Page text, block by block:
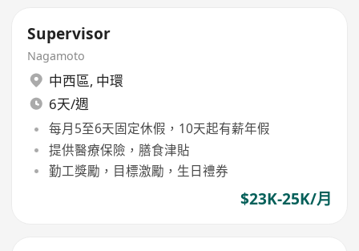
Supervisor
Nagamoto
中西區, 中環
6天/週
每月5至6天固定休假，10天起有薪年假
提供醫療保險，膳食津貼
勤工獎勵，目標激勵，生日禮券
$23K-25K/月